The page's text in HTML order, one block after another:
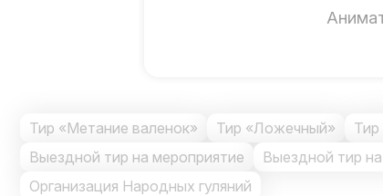
Тир «Метание валенок» Тир «Ложечный»
Выездной тир на мероприятие
Выездной тир
Организация Народных гуляний